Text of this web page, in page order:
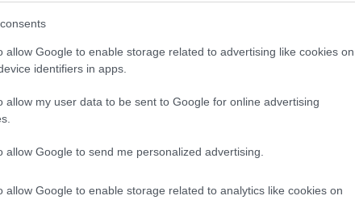
allow Google to enable storage related to advertising like cookies on
identifiers in apps.
allow my user data to be sent to Google for online advertising
allow Google to send me personalized advertising.
allow Google to enable storage related to analytics like cookies on
fermentisan ili blago alkoholni miris jedan je
za jelo.
sluzavim ili neuobičajeno obojenim
i propadanje mesa.
bez ikakvih posljedica.